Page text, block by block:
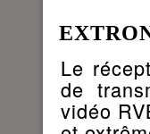
Le
de
vidéo